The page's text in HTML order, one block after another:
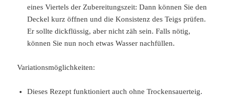
eines Viertels der Zubereitungszeit: Dann können Sie den
Deckel kurz öffnen und die Konsistenz des Teigs prüfen.
Er sollte dickflüssig, aber nicht zäh sein. Falls nötig,
können Sie nun noch etwas Wasser nachfüllen.
Variationsmöglichkeiten:
Dieses Rezept funktioniert auch ohne Trockensauerteig.